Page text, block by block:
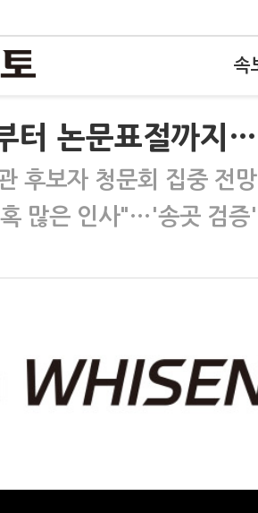
속
터 논문표절까지
후보자 청문회 집중 전망
많은 인사"…'송곳 검증